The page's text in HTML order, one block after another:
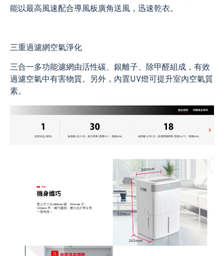
能以最高風速配合導風板廣角送風，迅速乾衣。
三重過濾網空氣淨化
三合一多功能濾網由活性碳、銀離子、除甲醛組成，有效
過濾空氣中有害物質。另外，內置UV燈可提升室內空氣質
素。